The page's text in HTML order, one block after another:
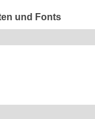
und Fonts